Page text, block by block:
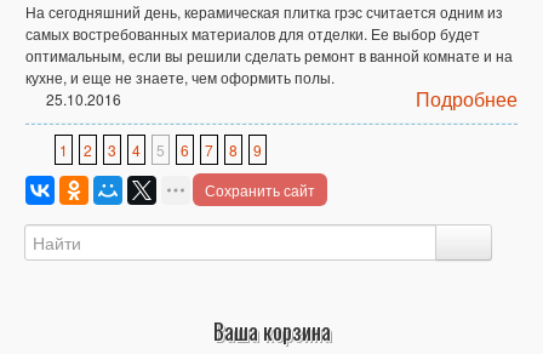
На сегодняшний день, керамическая плитка грэс считается одним из
самых востребованных материалов для отделки. Ее выбор будет
оптимальным, если вы решили сделать ремонт в ванной комнате и на
кухне, и еще не знаете, чем оформить полы.
25.10.2016
Подробнее
1 2 3 4 5 6 7 8
9
Сохранить сайт
Ваша корзина